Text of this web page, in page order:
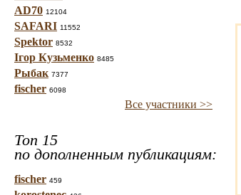
AD70 12104
SAFARI 11552
Spektor 8532
Ігор Кузьменко 8485
Рыбак 7377
fischer 6098
Все участники >>
Топ 15
по дополненным публикациям:
fischer 459